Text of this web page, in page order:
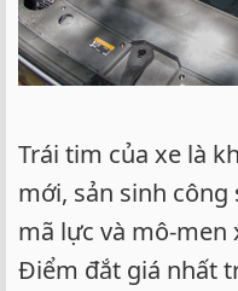
Trái tim của xe là
mới, sản sinh công
mã lực và mô-men
Điểm đắt giá nhất